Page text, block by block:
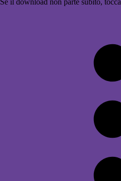
Se il download non parte subito, tocca